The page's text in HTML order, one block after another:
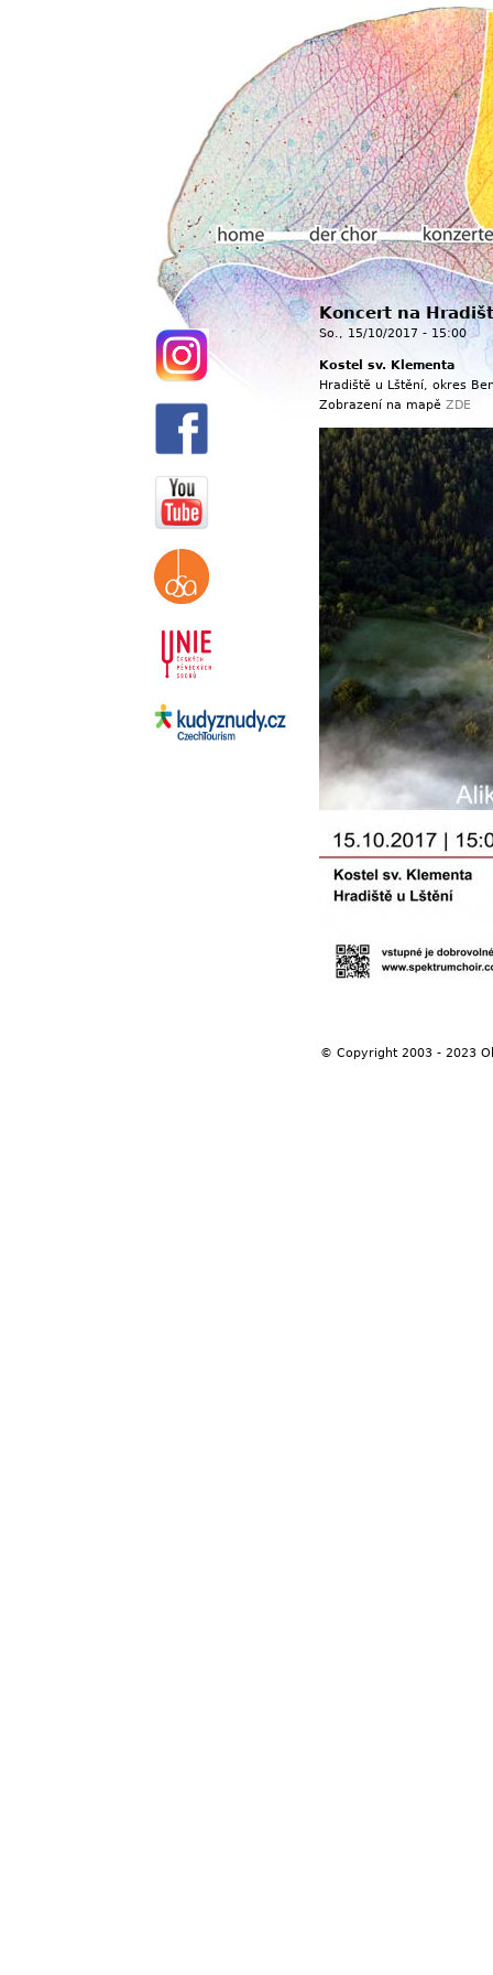
Koncert na
So., 15/10/2017 - 15:00
Kostel sv. Klementa
Hradiště u Lštění, okres
Zobrazení na mapě ZDE
Hauptmenü
Home Der chor Konzerte
© Copyright 2003 - 2023